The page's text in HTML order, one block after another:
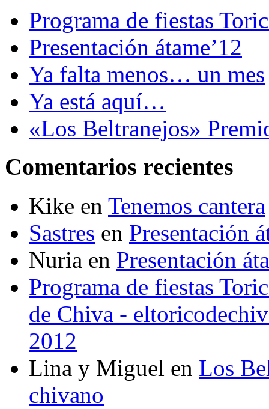
Programa de fiestas
Presentación átame’12
Ya falta menos… un mes
Ya está aquí…
«Los Beltranejos»
Comentarios recientes
Kike en Tenemos cantera
Sastres en Presentación
Nuria en Presentación
Programa de fiestas
de Chiva -
2012
Lina y Miguel en Los
chivano